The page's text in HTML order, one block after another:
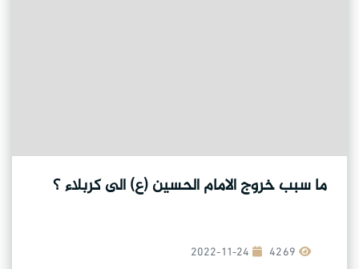
ما سبب خروج الامام الحسين (ع) الى كربلاء ؟
2022-11-24